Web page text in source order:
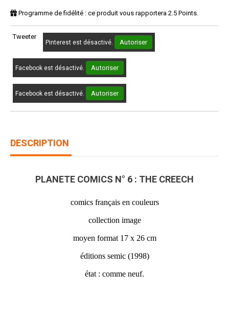
Programme de fidélité : ce produit vous rapportera 2.5 Points.
Tweeter
Pinterest est désactivé. Autoriser
Facebook est désactivé. Autoriser
Facebook est désactivé. Autoriser
DESCRIPTION
PLANETE COMICS N° 6 : THE CREECH
comics français en couleurs
collection image
moyen format 17 x 26 cm
éditions semic (1998)
état : comme neuf.